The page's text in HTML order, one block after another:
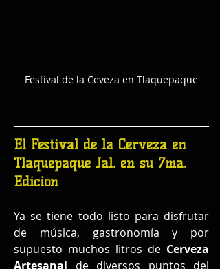
Festival de la Ceveza en Tlaquepaque
El Festival de la Cerveza en
Tlaquepaque Jal. en su 7ma.
Edición
Ya se tiene todo listo para disfrutar
de música, gastronomía y por
supuesto muchos litros de Cerveza
Artesanal de diversos puntos del